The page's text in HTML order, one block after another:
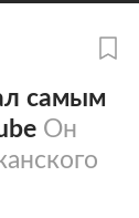
самым
Он